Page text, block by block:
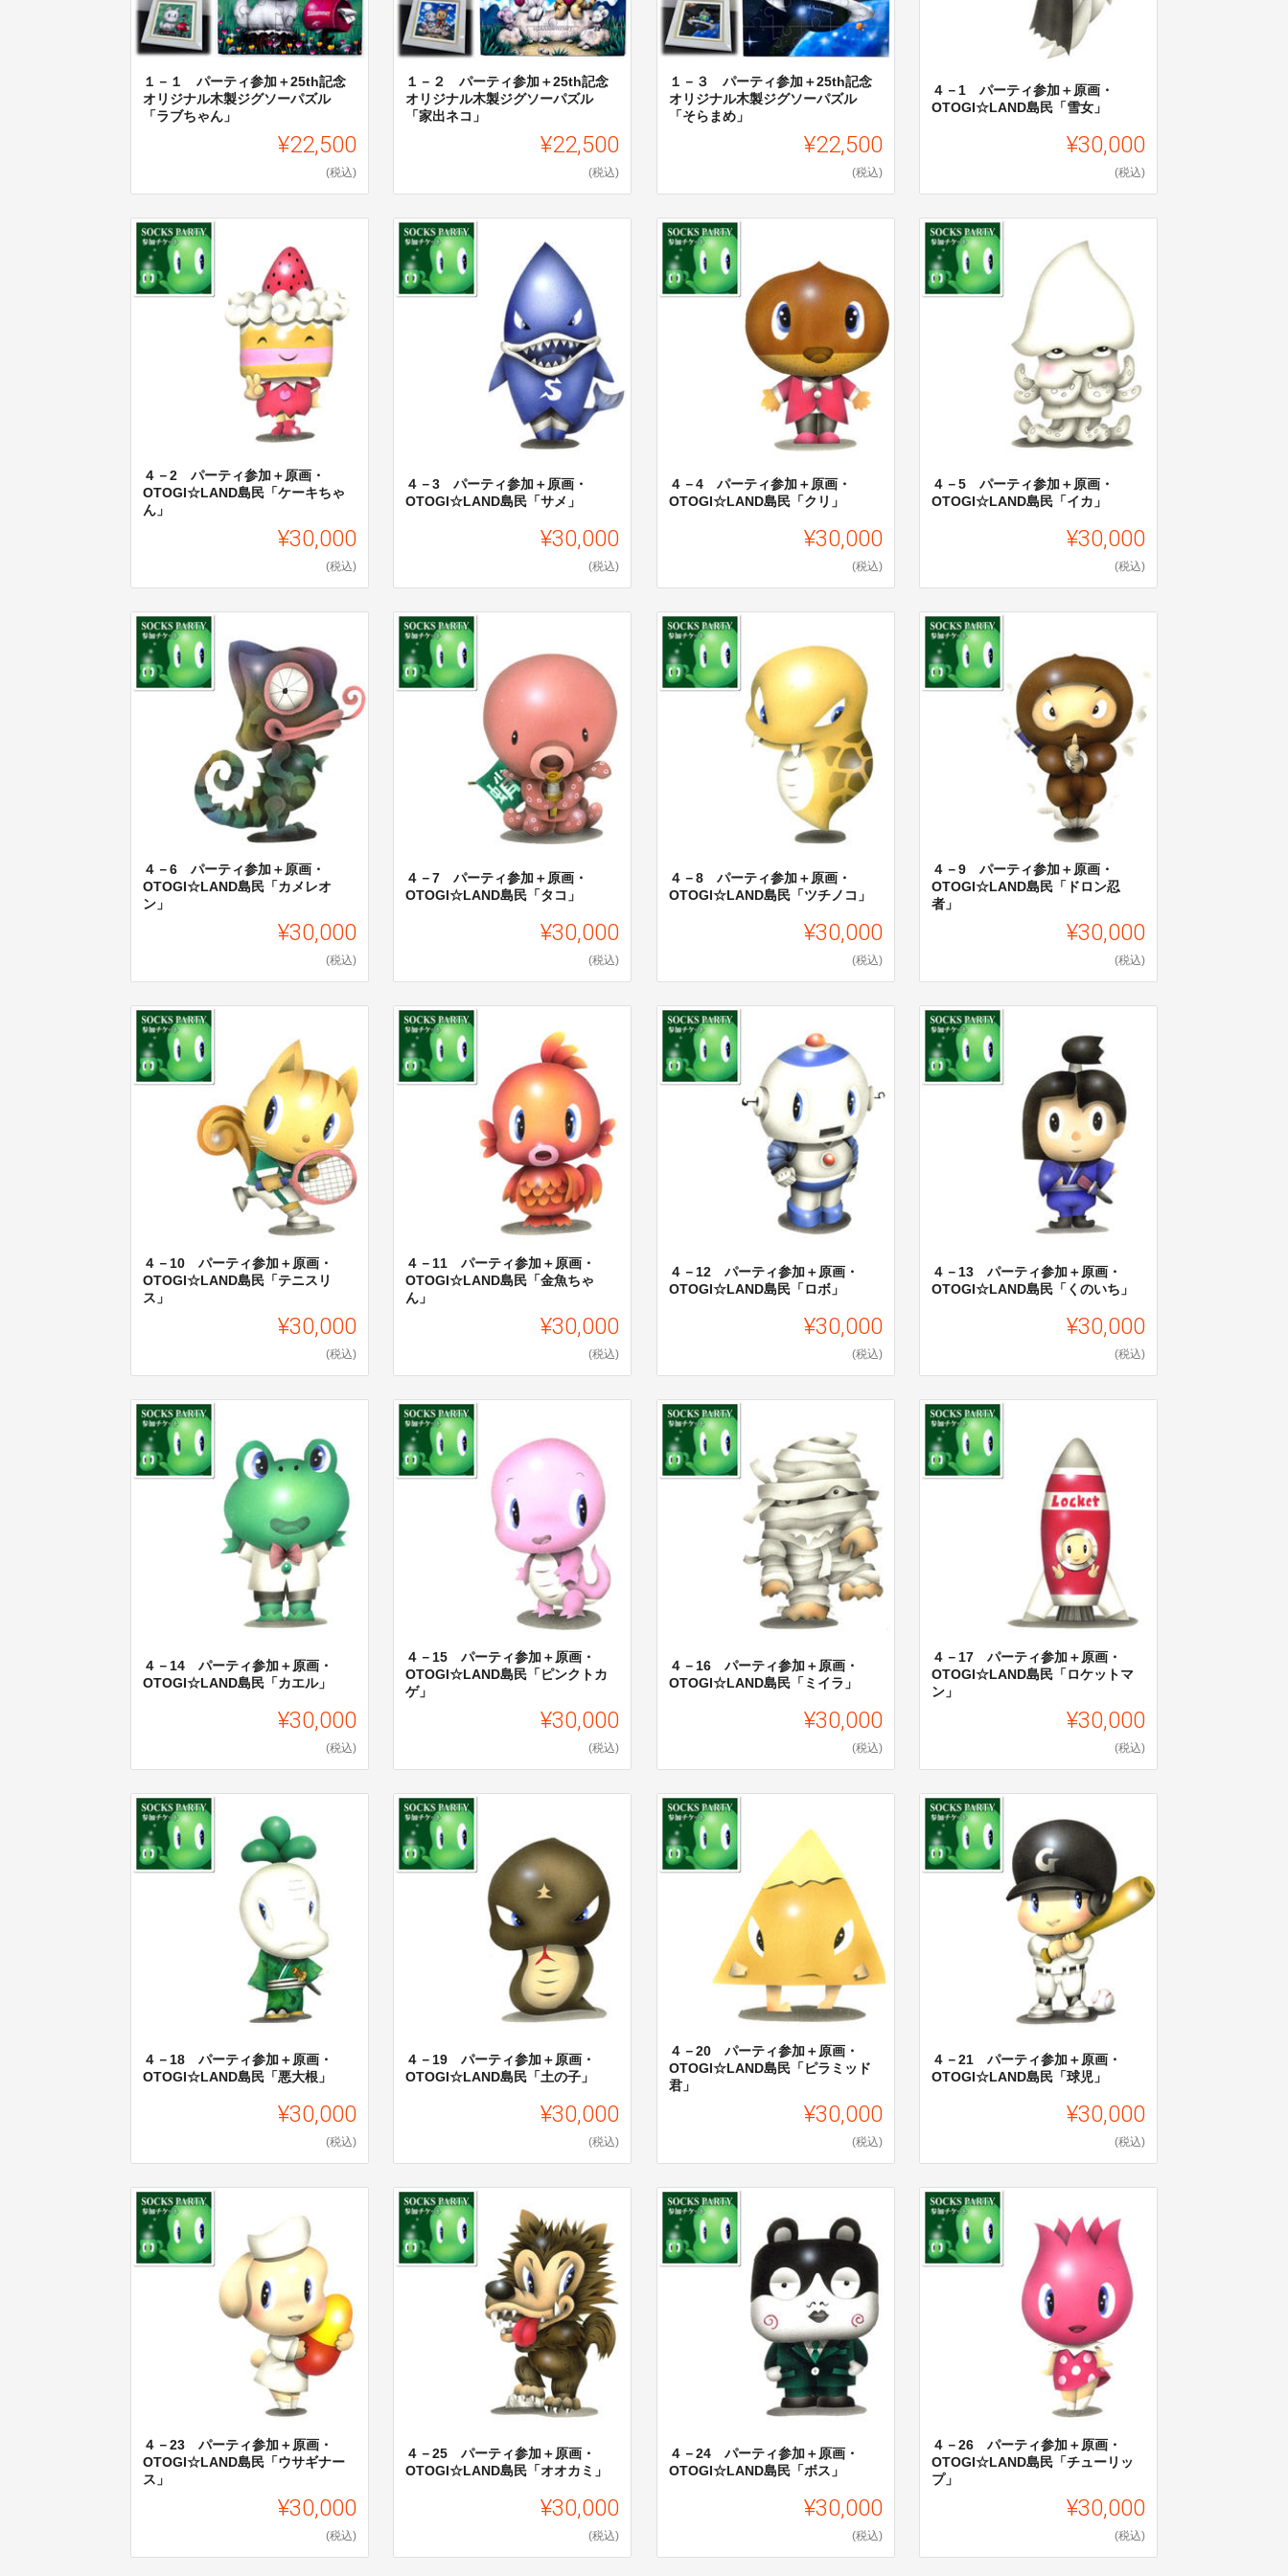
１－１ パーティ参加＋25th記念
オリジナル木製ジグソーパズル
「ラブちゃん」
¥22,500
(税込)
１－２ パーティ参加＋25th記念
オリジナル木製ジグソーパズル
「家出ネコ」
¥22,500
(税込)
１－３ パーティ参加＋25th記念
オリジナル木製ジグソーパズル
「そらまめ」
¥22,500
(税込)
４－1 パーティ参加＋原画・
OTOGI☆LAND島民「雪女」
¥30,000
(税込)
４－2 パーティ参加＋原画・
OTOGI☆LAND島民「ケーキちゃ
ん」
¥30,000
(税込)
４－3 パーティ参加＋原画・
OTOGI☆LAND島民「サメ」
¥30,000
(税込)
４－4 パーティ参加＋原画・
OTOGI☆LAND島民「クリ」
¥30,000
(税込)
４－5 パーティ参加＋原画・
OTOGI☆LAND島民「イカ」
¥30,000
(税込)
４－6 パーティ参加＋原画・
OTOGI☆LAND島民「カメレオ
ン」
¥30,000
(税込)
４－7 パーティ参加＋原画・
OTOGI☆LAND島民「タコ」
¥30,000
(税込)
４－8 パーティ参加＋原画・
OTOGI☆LAND島民「ツチノコ」
¥30,000
(税込)
４－9 パーティ参加＋原画・
OTOGI☆LAND島民「ドロン忍
者」
¥30,000
(税込)
４－10 パーティ参加＋原画・
OTOGI☆LAND島民「テニスリ
ス」
¥30,000
(税込)
４－11 パーティ参加＋原画・
OTOGI☆LAND島民「金魚ちゃ
ん」
¥30,000
(税込)
４－12 パーティ参加＋原画・
OTOGI☆LAND島民「ロボ」
¥30,000
(税込)
４－13 パーティ参加＋原画・
OTOGI☆LAND島民「くのいち」
¥30,000
(税込)
４－14 パーティ参加＋原画・
OTOGI☆LAND島民「カエル」
¥30,000
(税込)
４－15 パーティ参加＋原画・
OTOGI☆LAND島民「ピンクトカ
ゲ」
¥30,000
(税込)
４－16 パーティ参加＋原画・
OTOGI☆LAND島民「ミイラ」
¥30,000
(税込)
４－17 パーティ参加＋原画・
OTOGI☆LAND島民「ロケットマ
ン」
¥30,000
(税込)
４－18 パーティ参加＋原画・
OTOGI☆LAND島民「悪大根」
¥30,000
(税込)
４－19 パーティ参加＋原画・
OTOGI☆LAND島民「土の子」
¥30,000
(税込)
４－20 パーティ参加＋原画・
OTOGI☆LAND島民「ピラミッド
君」
¥30,000
(税込)
４－21 パーティ参加＋原画・
OTOGI☆LAND島民「球児」
¥30,000
(税込)
４－23 パーティ参加＋原画・
OTOGI☆LAND島民「ウサギナー
ス」
¥30,000
(税込)
４－25 パーティ参加＋原画・
OTOGI☆LAND島民「オオカミ」
¥30,000
(税込)
４－24 パーティ参加＋原画・
OTOGI☆LAND島民「ボス」
¥30,000
(税込)
４－26 パーティ参加＋原画・
OTOGI☆LAND島民「チューリッ
プ」
¥30,000
(税込)